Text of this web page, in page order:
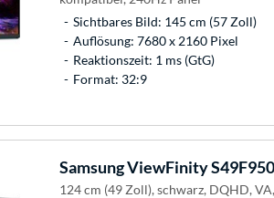
Sichtbares Bild: 145 cm (57 Zoll)
Auflösung: 7680 x 2160 Pixel
Reaktionszeit: 1 ms (GtG)
Format: 32:9
SamsungViewFinity
124 cm (49 Zoll), schwarz, DQHD,